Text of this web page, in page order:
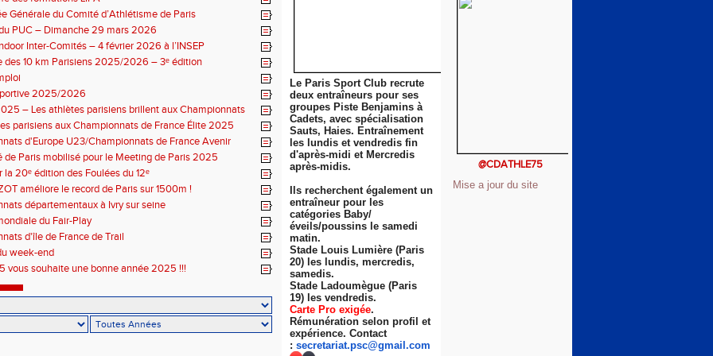
Générale du Comité d’Athlétisme de Paris
PUC – Dimanche 29 mars 2026
Inter-Comités – 4 février 2026 à l’INSEP
des 10 km Parisiens 2025/2026 – 3ᵉ édition
2025/2026
– Les athlètes parisiens brillent aux Championnats
Éliteparisiens aux Championnats de France Élite 2025
d'Europe U23/Championnats de France Avenir
de Paris mobilisé pour le Meeting de Paris 2025
la 20ᵉ édition des Foulées du 12ᵉ
améliore le record de Paris sur 1500m !
départementaux à Ivry sur seine
du Fair-Play
d'île de France de Trail
week-end
vous souhaite une bonne année 2025 !!!
Le Paris Sport Club recrute
deux entraîneurs pour ses
groupes Piste Benjamins à
Cadets, avec spécialisation
Sauts, Haies. Entraînement
les lundis et vendredis fin
d'après-midi et Mercredis
après-midis.
Ils recherchent également un
entraîneur pour les
catégories Baby/
éveils/poussins le samedi
matin.
Stade Louis Lumière (Paris
20) les lundis, mercredis,
samedis.
Stade Ladoumègue (Paris
19) les vendredis.
Carte Pro exigée.
Rémunération selon profil et
expérience. Contact
: secretariat.psc@gmail.com
@CDATHLE75
Mise a jour du site